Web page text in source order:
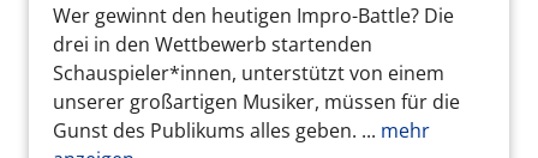
Wer gewinnt den heutigen Impro-Battle? Die
drei in den Wettbewerb startenden
Schauspieler*innen, unterstützt von einem
unserer großartigen Musiker, müssen für die
Gunst des Publikums alles geben. ... mehr